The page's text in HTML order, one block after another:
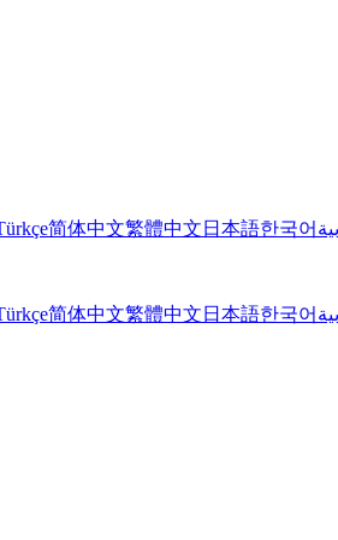
简体中文繁體中文 日本語한국어
简体中文繁體中文 日本語한국어